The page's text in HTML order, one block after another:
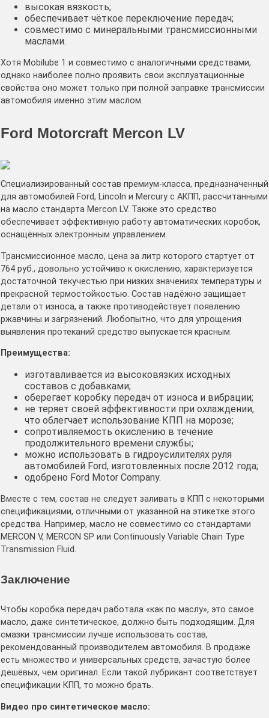
высокая вязкость;
обеспечивает чёткое переключение передач;
совместимо с минеральными трансмиссионными
маслами.
Хотя Mobilube 1 и совместимо с аналогичными средствами,
однако наиболее полно проявить свои эксплуатационные
свойства оно может только при полной заправке трансмиссии
автомобиля именно этим маслом.
Ford Motorcraft Mercon LV
Специализированный состав премиум-класса, предназначенный
для автомобилей Ford, Lincoln и Mercury с АКПП, рассчитанными
на масло стандарта Mercon LV. Также это средство
обеспечивает эффективную работу автоматических коробок,
оснащённых электронным управлением.
Трансмиссионное масло, цена за литр которого стартует от
764 руб., довольно устойчиво к окислению, характеризуется
достаточной текучестью при низких значениях температуры и
прекрасной термостойкостью. Состав надёжно защищает
детали от износа, а также противодействует появлению
ржавчины и загрязнений. Любопытно, что для упрощения
выявления протеканий средство выпускается красным.
Преимущества:
изготавливается из высоковязких исходных
составов с добавками;
оберегает коробку передач от износа и вибрации;
не теряет своей эффективности при охлаждении,
что облегчает использование КПП на морозе;
сопротивляемость окислению в течение
продолжительного времени службы;
можно использовать в гидроусилителях руля
автомобилей Ford, изготовленных после 2012 года;
одобрено Ford Motor Company.
Вместе с тем, состав не следует заливать в КПП с некоторыми
спецификациями, отличными от указанной на этикетке этого
средства. Например, масло не совместимо со стандартами
MERCON V, MERCON SP или Continuously Variable Chain Type
Transmission Fluid.
Заключение
Чтобы коробка передач работала «как по маслу», это самое
масло, даже синтетическое, должно быть подходящим. Для
смазки трансмиссии лучше использовать состав,
рекомендованный производителем автомобиля. В продаже
есть множество и универсальных средств, зачастую более
дешёвых, чем оригинал. Если такой лубрикант соответствует
спецификации КПП, то можно брать.
Видео про синтетическое масло: